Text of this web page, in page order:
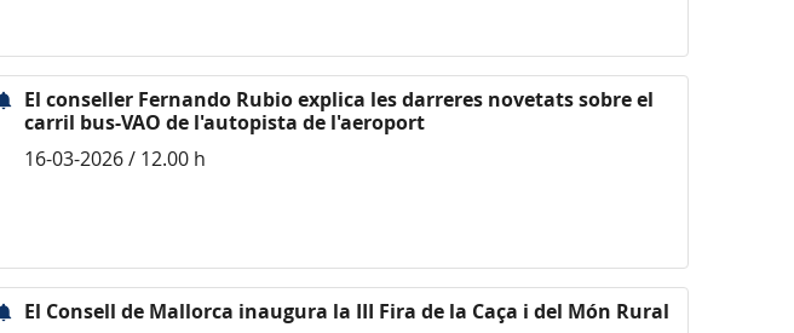
El conseller Fernando Rubio explica les darreres novetats sobre el
carril bus-VAO de l'autopista de l'aeroport
16-03-2026 / 12.00 h
El Consell de Mallorca inaugura la III Fira de la Caça i del Món Rural